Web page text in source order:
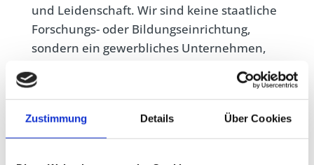
Zustimmung Details Über Cookies
und Leidenschaft. Wir sind keine staatliche
Forschungs- oder Bildungseinrichtung,
sondern ein gewerbliches Unternehmen,
dessen kultureller, künstlerischer und
forschungsfördernder Beitrag im Namen als
kleingeschriebenes ‚institut‘ reflektiert ist.
.